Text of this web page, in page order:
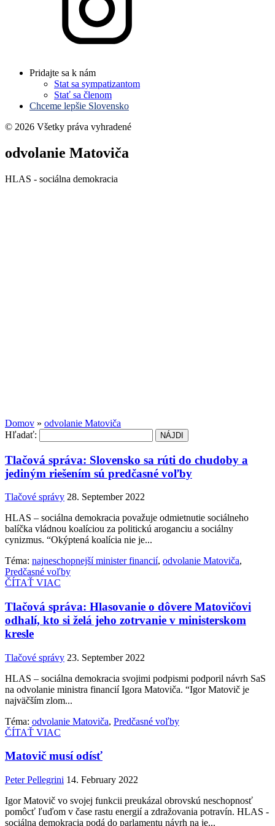
Pridajte sa k nám
Stat sa sympatizantom
Stať sa členom
Chceme lepšie Slovensko
© 2026 Všetky práva vyhradené
odvolanie Matoviča
HLAS - sociálna demokracia
Domov » odvolanie Matoviča
Hľadať:
Tlačová správa: Slovensko sa rúti do chudoby a
jediným riešením sú predčasné voľby
Tlačové správy 28. September 2022
HLAS – sociálna demokracia považuje odmietnutie sociálneho
balíčka vládnou koalíciou za politickú aroganciu a sociálny
cynizmus. “Okýptená koalícia nie je...
Téma: najneschopnejší minister financií, odvolanie Matoviča,
Predčasné voľby
ČÍTAŤ VIAC
Tlačová správa: Hlasovanie o dôvere Matovičovi
odhalí, kto si želá jeho zotrvanie v ministerskom
kresle
Tlačové správy 23. September 2022
HLAS – sociálna demokracia svojimi podpismi podporil návrh SaS
na odvolanie ministra financií Igora Matoviča. “Igor Matovič je
najväčším zlom...
Téma: odvolanie Matoviča, Predčasné voľby
ČÍTAŤ VIAC
Matovič musí odísť
Peter Pellegrini 14. February 2022
Igor Matovič vo svojej funkcii preukázal obrovskú neschopnosť
pomôcť ľuďom v čase rastu energií a zdražovania potravín. HLAS -
sociálna demokracia podá do parlamentu návrh na je...